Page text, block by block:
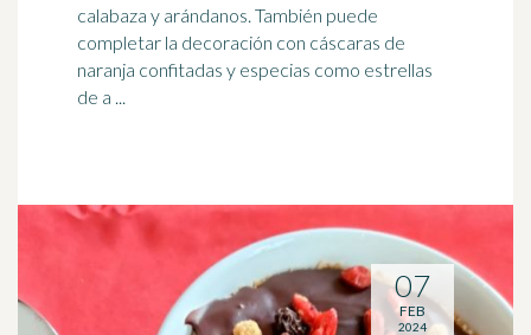
calabaza y arándanos. También puede
completar la decoración con cáscaras de
naranja confitadas y especias como estrellas
de a ...
07
FEB
2024